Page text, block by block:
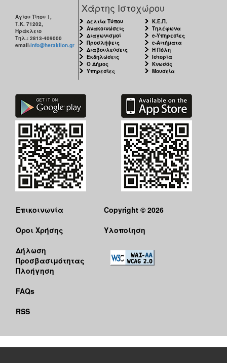
Αγίου Τίτου 1,
Τ.Κ. 71202,
Ηράκλειο
Τηλ.: 2813-409000
email:info@heraklion.gr
Χάρτης Ιστοχώρου
Δελτία Τύπου
Ανακοινώσεις
Διαγωνισμοί
Προσλήψεις
Διαβουλεύσεις
Εκδηλώσεις
Ο Δήμος
Υπηρεσίες
Κ.Ε.Π.
Τηλέφωνα
e-Υπηρεσίες
e-Αιτήματα
Η Πόλη
Ιστορία
Κνωσός
Μουσεία
Επικοινωνία
Όροι Χρήσης
Δήλωση
Προσβασιμότητας
Πλοήγηση
FAQs
RSS
Copyright © 2026
Υλοποίηση